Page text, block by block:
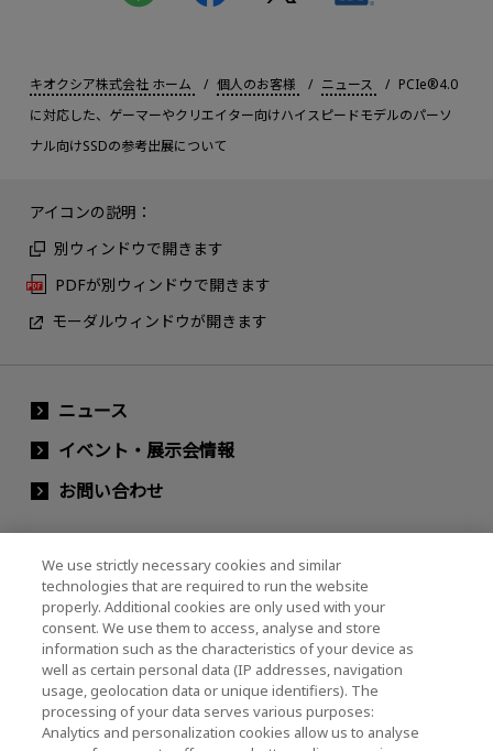
キオクシア株式会社 ホーム 個人のお客様 ニュース
PCIe®4.0
に対応した、ゲーマーやクリエイター向けハイスピードモデルのパーソ
ナル向けSSDの参考出展について
アイコンの説明：
別ウィンドウで開きます
PDFが別ウィンドウで開きます
モーダルウィンドウが開きます
ニュース
イベント・展示会情報
お問い合わせ
キオクシアホールディングス株式会社（グルー
プ・IR情報）
キオクシアホールディングス株式会社 ホーム
株主・投資家情報
We use strictly necessary cookies and similar
technologies that are required to run the website
properly. Additional cookies are only used with your
consent. We use them to access, analyse and store
information such as the characteristics of your device as
well as certain personal data (IP addresses, navigation
usage, geolocation data or unique identifiers). The
processing of your data serves various purposes:
Analytics and personalization cookies allow us to analyse